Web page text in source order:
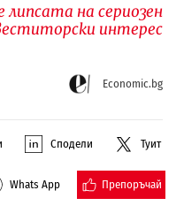
на сериозен
интерес
Economic.bg
Сподели Туит
Whats App Препоръчай